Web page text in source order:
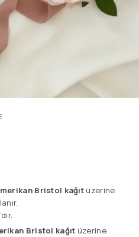
Bristol kağıt üzerine
’dir.
Bristol kağıt üzerine